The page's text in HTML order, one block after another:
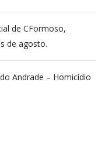
de CFormoso,
de agosto.
Andrade – Homicídio